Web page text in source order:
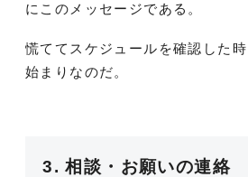
にこのメッセージである。
慌ててスケジュールを確認した
始まりなのだ。
3. 相談・お願いの連絡